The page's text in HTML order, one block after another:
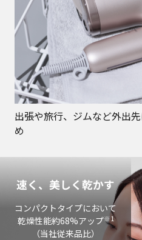
出張や旅行、ジムなど外出
め
速く、美しく乾かす
コンパクトタイプにおいて
乾燥性能約68%アップ※1
（当社従来品比）